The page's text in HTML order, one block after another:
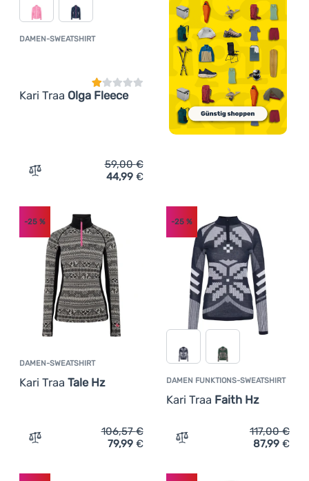
DAMEN-SWEATSHIRT
Kari Traa Olga Fleece
Kundenbewertung
Zum Vergleich 'Damen-Sweatshirt Kari Traa Olga
59,00€
44,99 €
DAMEN-SWEATSHIRT
Kari Traa Tale Hz
-25 %
Zum Vergleich 'Damen-Sweatshirt Kari Traa Tale Hz'
106,57€
79,99 €
DAMEN FUNKTIONS-SWEATSHIRT
Kari Traa Faith Hz
-25%
Zum Vergleich 'Damen
117,00€
87,99 €